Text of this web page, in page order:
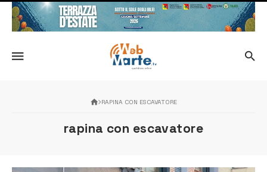
RAPINA CON ESCAVATORE
rapina con escavatore